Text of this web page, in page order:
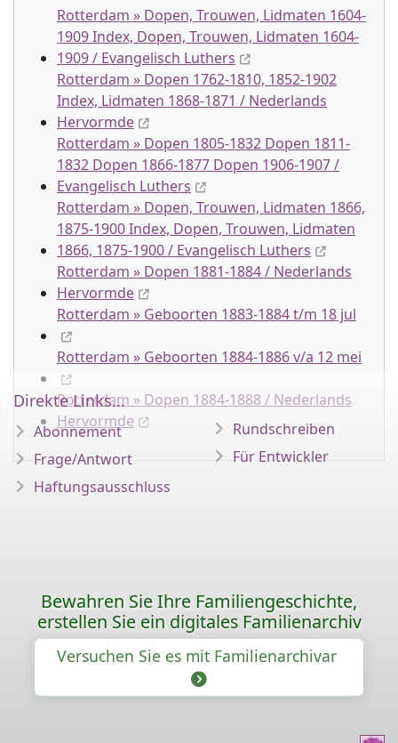
Rotterdam » Dopen, Trouwen, Lidmaten 1604-
1909 Index, Dopen, Trouwen, Lidmaten 1604-
1909 / Evangelisch Luthers
Rotterdam » Dopen 1762-1810, 1852-1902
Index, Lidmaten 1868-1871 / Nederlands
Hervormde
Rotterdam » Dopen 1805-1832 Dopen 1811-
1832 Dopen 1866-1877 Dopen 1906-1907 /
Evangelisch Luthers
Rotterdam » Dopen, Trouwen, Lidmaten 1866,
1875-1900 Index, Dopen, Trouwen, Lidmaten
1866, 1875-1900 / Evangelisch Luthers
Rotterdam » Dopen 1881-1884 / Nederlands
Hervormde
Rotterdam » Geboorten 1883-1884 t/m 18 jul
Rotterdam » Geboorten 1884-1886 v/a 12 mei
Rotterdam » Dopen 1884-1888 / Nederlands
Hervormde
Direkte Links...
Abonnement
Frage/Antwort
Haftungsausschluss
Rundschreiben
Für Entwickler
Bewahren Sie Ihre Familiengeschichte,
erstellen Sie ein digitales Familienarchiv
Versuchen Sie es mit Familienarchivar